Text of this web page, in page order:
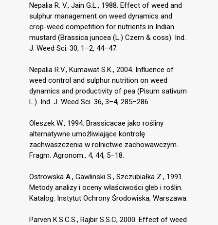
Nepalia R. V., Jain G.L., 1988. Effect of weed and
sulphur management on weed dynamics and
crop-weed competition for nutrients in Indian
mustard (Brassica juncea (L.) Czern & coss). Ind.
J. Weed Sci. 30, 1–2, 44–47.
Nepalia R.V., Kumawat S.K., 2004. Influence of
weed control and sulphur nutrition on weed
dynamics and productivity of pea (Pisum sativum
L.). Ind. J. Weed Sci. 36, 3–4, 285–286.
Oleszek W., 1994. Brassicacae jako rośliny
alternatywne umożliwiające kontrolę
zachwaszczenia w rolnictwie zachowawczym.
Fragm. Agronom., 4, 44, 5–18.
Ostrowska A., Gawlinski S., Szczubiałka Z., 1991.
Metody analizy i oceny właściwości gleb i roślin.
Katalog. Instytut Ochrony Środowiska, Warszawa.
Parven K.S.C.S., Rajbir S.S.C, 2000. Effect of weed